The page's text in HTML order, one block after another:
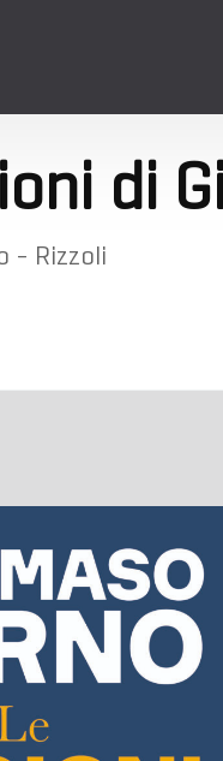
di
- Rizzoli